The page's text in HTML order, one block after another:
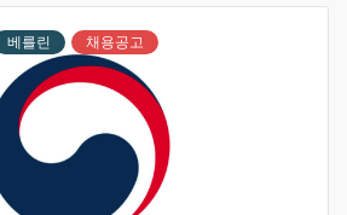
베를린 채용공고